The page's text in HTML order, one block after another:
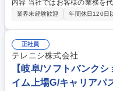
内容 当社ではお客様の業務を
ます。【詳細】公務員の月次
処理及び庁内各部署職員から
クトリーダーの業務内容】リ
ら、プロジェクトスタッフと
運営2)業務進捗管理・分担3)
客や上長との打ち合わせ4)顧客への
業界未経験歓迎 年間休日120日
正社員
テレニシ株式会社
【岐阜/ソフトバンク
イム上場G/キャリアパ